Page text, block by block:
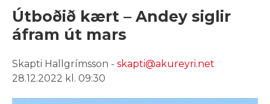
Útboðið kært – Andey siglir
áfram út mars
Skapti Hallgrímsson - skapti@akureyri.net
28.12.2022 kl. 09:30